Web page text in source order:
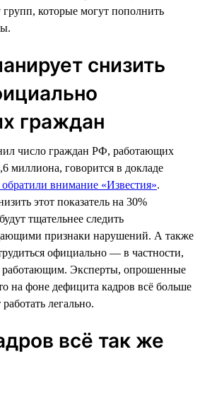
которые могут пополнить
снизить
граждан
число граждан РФ, работающих
миллиона, говорится в докладе
обратили внимание «Известия».
этот показатель на 30%
тщательнее следить
признаки нарушений. А также
официально — в частности,
работающим. Эксперты, опрошенные
на фоне дефицита кадров всё больше
легально.
всё так же